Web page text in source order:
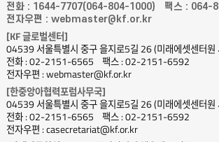
전화 : 1644-7707(064-804-1000)
팩스 : 064-
전자우편 : webmaster@kf.or.kr
[KF 글로벌센터]
04539 서울특별시 중구 을지로5길 26 (미래에셋센터원
전화 : 02-2151-6565
팩스 : 02-2151-6592
전자우편 : webmaster@kf.or.kr
[한중앙아협력포럼사무국]
04539 서울특별시 중구 을지로5길 26 (미래에셋센터원
전화 : 02-2151-6565
팩스 : 02-2151-6592
전자우편 : casecretariat@kf.or.kr